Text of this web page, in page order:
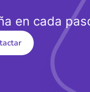
en cada